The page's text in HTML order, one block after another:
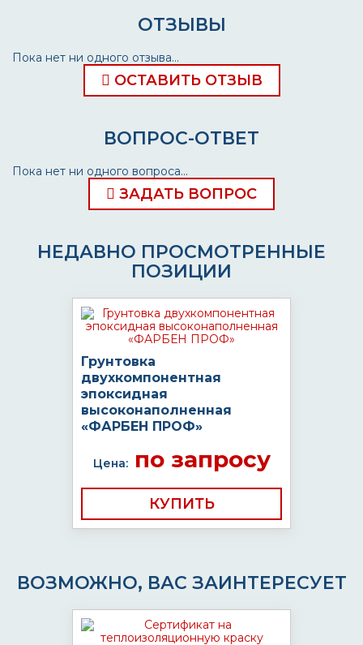
ОТЗЫВЫ
Пока нет ни одного отзыва...
ОСТАВИТЬ ОТЗЫВ
ВОПРОС-ОТВЕТ
Пока нет ни одного вопроса...
ЗАДАТЬ ВОПРОС
НЕДАВНО ПРОСМОТРЕННЫЕ
ПОЗИЦИИ
Грунтовка
двухкомпонентная
эпоксидная
высоконаполненная
«ФАРБЕН ПРОФ»
Цена:по запросу
КУПИТЬ
ВОЗМОЖНО, ВАС ЗАИНТЕРЕСУЕТ